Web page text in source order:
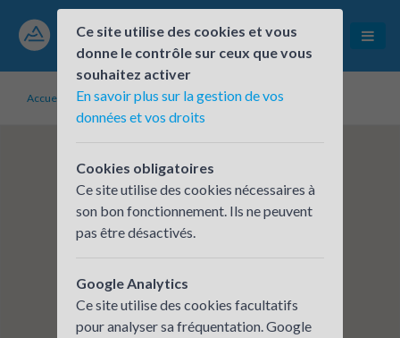
Accueil Établissements inscrits Rue du soleil
Ce site utilise des cookies et vous
donne le contrôle sur ceux que vous
souhaitez activer
En savoir plus sur la gestion de vos
données et vos droits
Cookies obligatoires
Ce site utilise des cookies nécessaires à
son bon fonctionnement. Ils ne peuvent
pas être désactivés.
Google Analytics
Ce site utilise des cookies facultatifs
pour analyser sa fréquentation. Google